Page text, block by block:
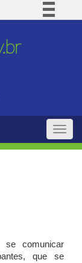
BR
Toggle
se comunicar
que se